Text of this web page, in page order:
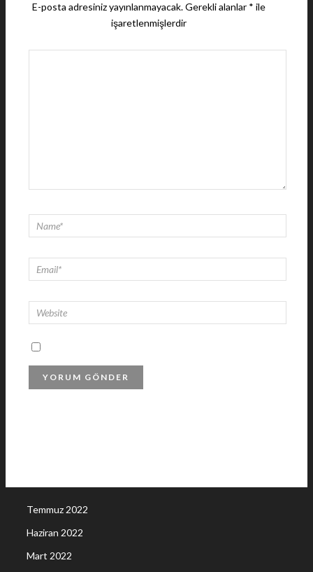
E-posta adresiniz yayınlanmayacak.Gerekli alanlar * ile
işaretlenmişlerdir
Temmuz 2022
Haziran 2022
Mart 2022